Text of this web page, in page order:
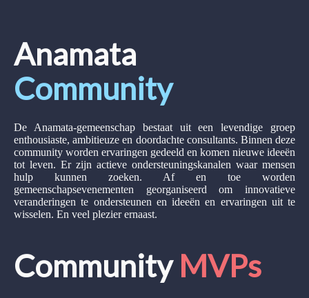
Anamata
Community
De Anamata-gemeenschap bestaat uit een levendige groep
enthousiaste, ambitieuze en doordachte consultants. Binnen deze
community worden ervaringen gedeeld en komen nieuwe ideeën
tot leven. Er zijn actieve ondersteuningskanalen waar mensen
hulp kunnen zoeken. Af en toe worden
gemeenschapsevenementen georganiseerd om innovatieve
veranderingen te ondersteunen en ideeën en ervaringen uit te
wisselen. En veel plezier ernaast.
Community MVPs